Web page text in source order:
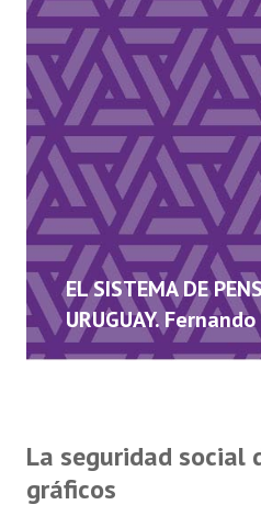
EL SISTEMA DE
URUGUAY.
La seguridad social
gráficos